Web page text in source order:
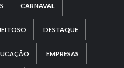
CARNAVAL
DESTAQUE
EMPRESAS